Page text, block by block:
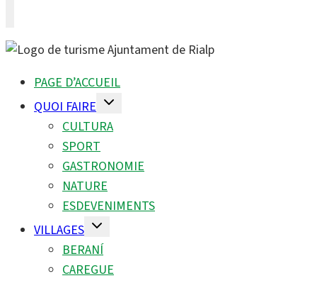
PAGE D’ACCUEIL
QUOI FAIRE
Toggle
CULTURA
SPORT
GASTRONOMIE
NATURE
ESDEVENIMENTS
VILLAGES
Toggle
menu
BERANÍ
CAREGUE